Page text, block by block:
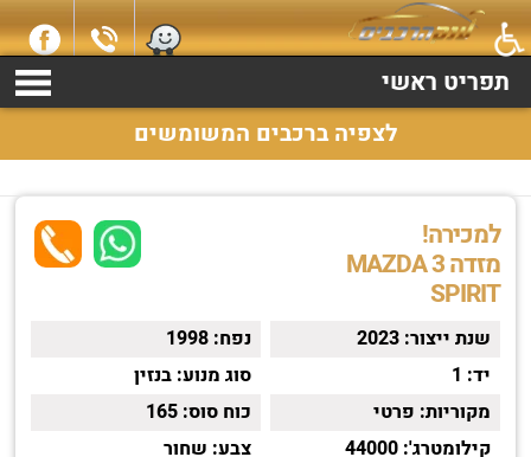
למכירה מזדה MAZDA 3 שנת 2023 התקשרו עכשיו 2369*
תפריט ראשי
לצפיה ברכבים המשומשים
למכירה!
מזדה MAZDA 3
SPIRIT
שנת ייצור: 2023
יד: 1
מקוריות: פרטי
קילומטרג': 44000
נפח: 1998
סוג מנוע: בנזין
כוח סוס: 165
צבע: שחור